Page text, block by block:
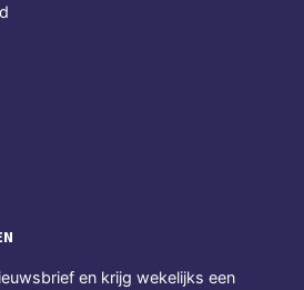
en krijg wekelijks een